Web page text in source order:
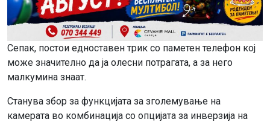
Сепак, постои едноставен трик со паметен телефон кој
може значително да ја олесни потрагата, а за него
малкумина знаат.
Станува збор за функцијата за зголемување на
камерата во комбинација со опцијата за инверзија на